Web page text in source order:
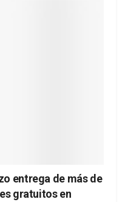
entrega de más de
gratuitos en